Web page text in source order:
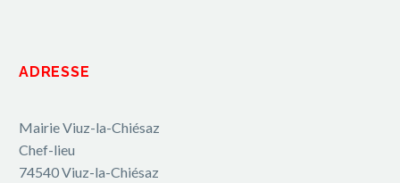
ADRESSE
Mairie Viuz-la-Chiésaz
Chef-lieu
74540 Viuz-la-Chiésaz